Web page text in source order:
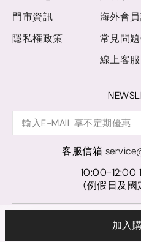
加入
門市資訊
隱私權政策
海外會
常見問
線上客服
客服信箱
10:00-12:00
(例假日及國
© D+AF. 2024 晨希時尚股份